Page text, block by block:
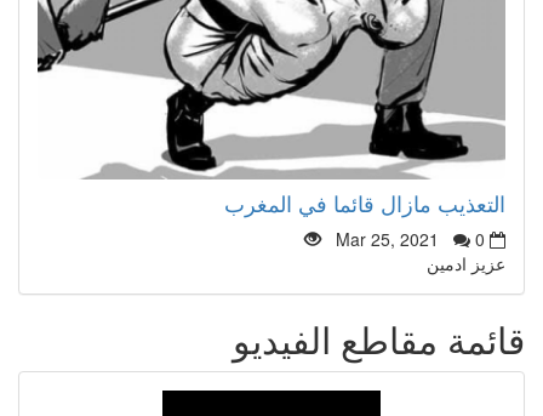
التعذيب مازال قائما في المغرب
Mar 25, 2021
0
عزيز ادمين
قائمة مقاطع الفيديو